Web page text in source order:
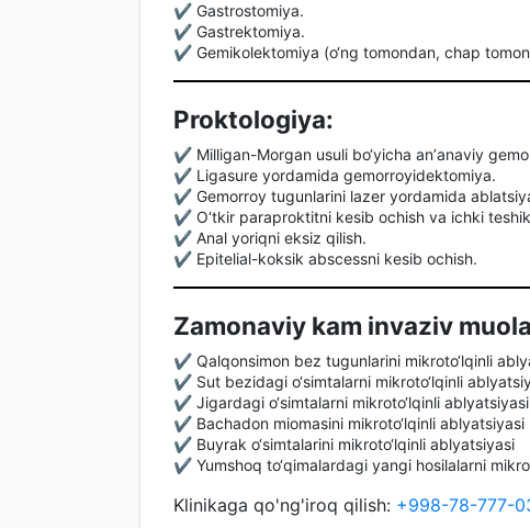
✔️ Gastrostomiya.
✔️ Gastrektomiya.
✔️ Gemikolektomiya (o‘ng tomondan, chap
Proktologiya:
✔️ Milligan-Morgan usuli bo‘yicha anʼanaviy
✔️ Ligasure yordamida gemorroyidektomiya.
✔️ Gemorroy tugunlarini lazer yordamida
✔️ O‘tkir paraproktitni kesib ochish va ichki
✔️ Anal yoriqni eksiz qilish.
✔️ Epitelial-koksik abscessni kesib ochish.
Zamonaviy kam invaziv
✔️ Qalqonsimon bez tugunlarini mikroto‘lqinli
✔️ Sut bezidagi o‘simtalarni mikroto‘lqinli
✔️ Jigardagi o‘simtalarni mikroto‘lqinli ablyatsiyasi
✔️ Bachadon miomasini mikroto‘lqinli ablyatsiyasi
✔️ Buyrak o‘simtalarini mikroto‘lqinli ablyatsiyasi
✔️ Yumshoq to‘qimalardagi yangi hosilalarni
Klinikaga qo'ng'iroq qilish: +998-78-777-